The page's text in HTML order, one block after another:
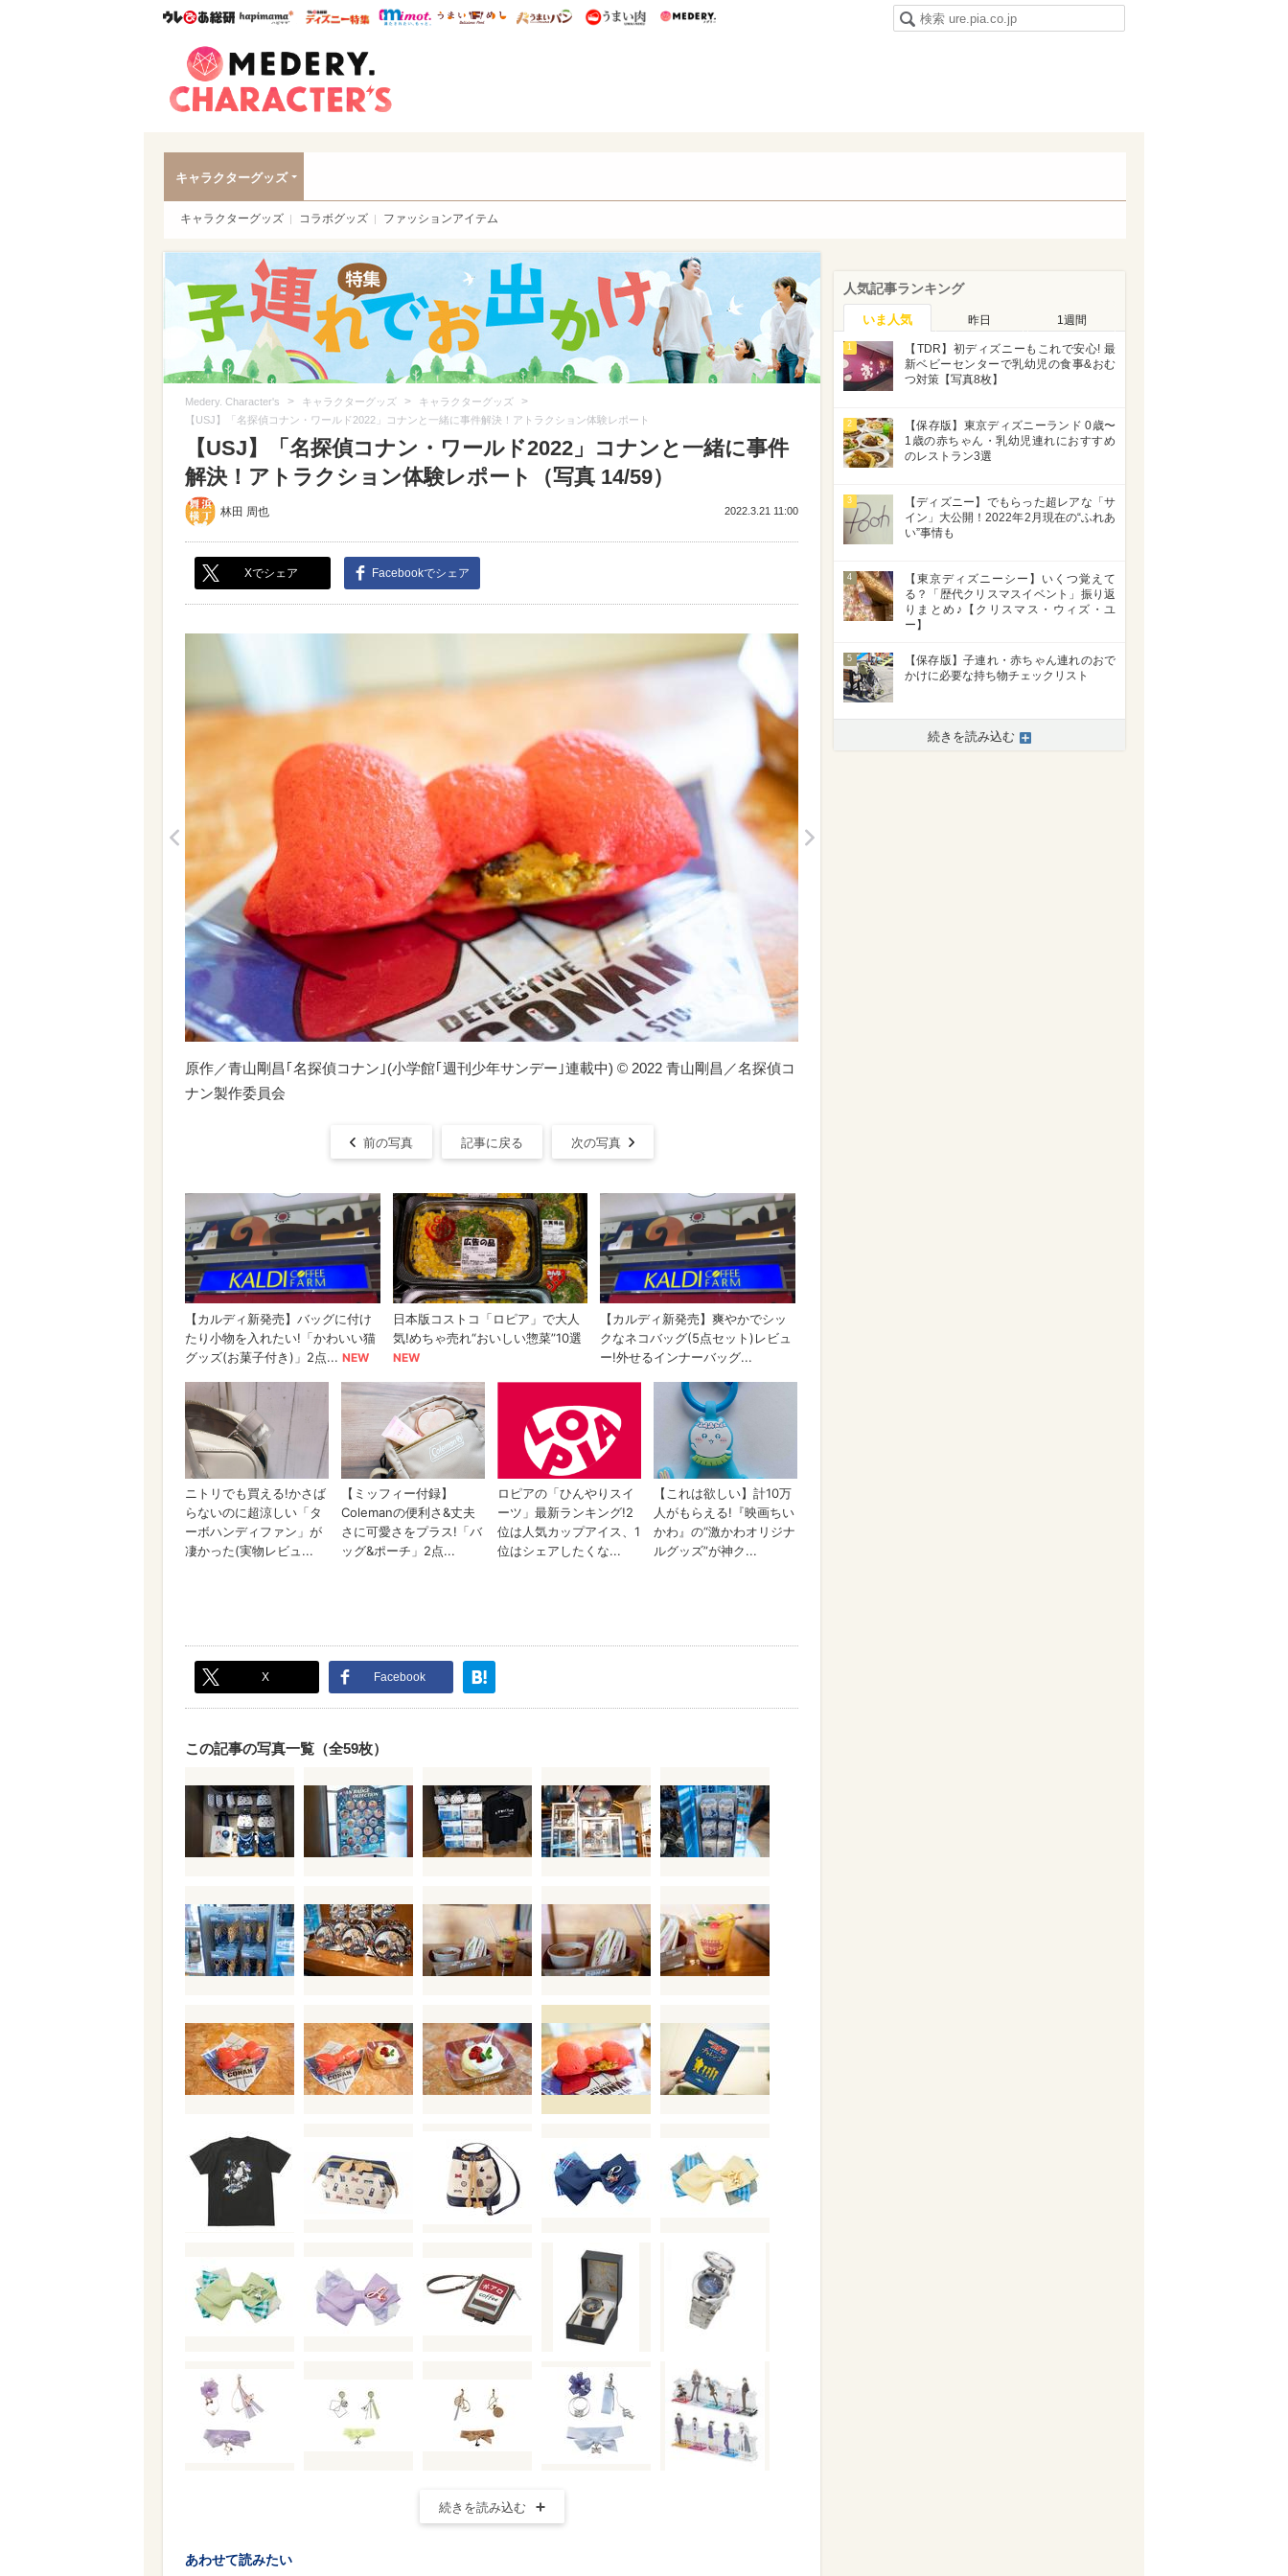
ウレぴあ総研ハピママ* ウレぴあ総研 ディズニー特集
mimot. うまいめし うまいパン うまい肉
キャラクターグッズ
キャラクターグッズ コラボグッズ ファッションアイテム
Medery. Character's > キャラクターグッズ > キャラクターグッズ >
【USJ】「名探偵コナン・ワールド2022」コナンと一緒に事件解決！アトラクション体験レポート
【USJ】「名探偵コナン・ワールド2022」コナンと一緒に事件
解決！アトラクション体験レポート（写真 14/59）
林田 周也 2022.3.21 11:00
Xでシェア Facebookでシェア
原作／青山剛昌｢名探偵コナン｣(小学館｢週刊少年サンデー｣連載中) © 2022 青山剛昌／名探偵コ
ナン製作委員会
前の写真 記事に戻る 次の写真
X Facebook
この記事の写真一覧（全59枚）
続きを読み込む
あわせて読みたい
人気記事ランキング
いま人気 昨日 1週間
1
【TDR】初ディズニーもこれで安心! 最
新ベビーセンターで乳幼児の食事&おむ
つ対策【写真8枚】
2
【保存版】東京ディズニーランド 0歳〜
1歳の赤ちゃん・乳幼児連れにおすすめ
のレストラン3選
3
【ディズニー】でもらった超レアな「サ
イン」大公開！2022年2月現在の“ふれあ
い”事情も
4
【東京ディズニーシー】いくつ覚えて
る？「歴代クリスマスイベント」振り返
りまとめ♪【クリスマス・ウィズ・ユ
ー】
5
【保存版】子連れ・赤ちゃん連れのおで
かけに必要な持ち物チェックリスト
続きを読み込む